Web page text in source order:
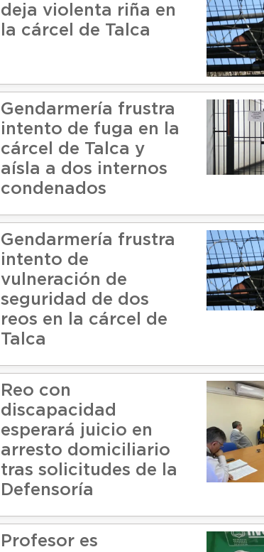
deja violenta riña en
la cárcel de Talca
Gendarmería frustra
intento de fuga en la
cárcel de Talca y
aísla a dos internos
condenados
Gendarmería frustra
intento de
vulneración de
seguridad de dos
reos en la cárcel de
Talca
Reo con
discapacidad
esperará juicio en
arresto domiciliario
tras solicitudes de la
Defensoría
Profesor es